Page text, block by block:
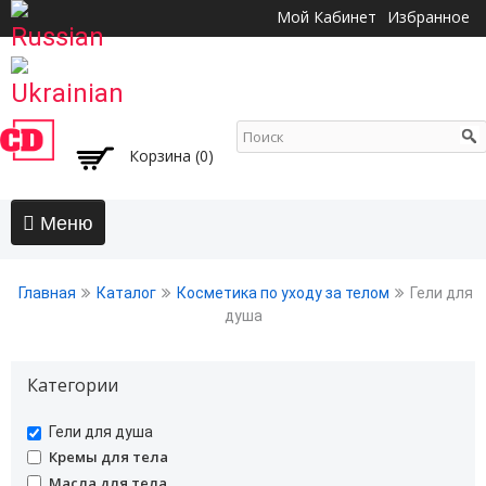
основному
Мой Кабинет Избранное
Корзина (0)
Бальзамы и кондиционеры
Воски, пасты, глина, помады для волос
Гели для волос
Главная Каталог Косметика по уходу за телом
Гели для
душа
Категории
undefined
Гели для душа
undefined
Кремы для тела
undefined